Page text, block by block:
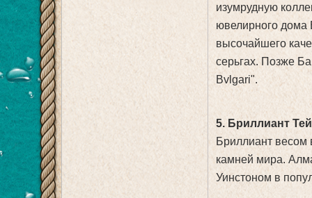
изумрудную
ювелирного дома
высочайшего
серьгах. Позже
Bvlgari".
5. Бриллиант
Бриллиант весом
камней мира.
Уинстоном в